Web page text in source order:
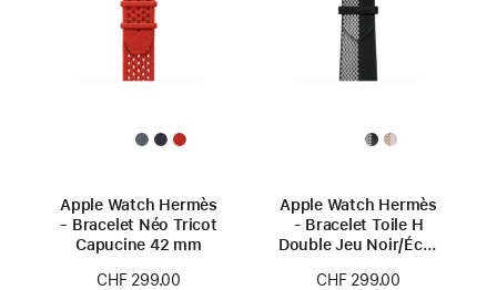
Apple Watch Hermès
- Bracelet Néo Tricot
Capucine 42 mm
CHF 299.00
Apple Watch Hermès
- Bracelet Toile H
Double Jeu Noir/Écru
CHF 299.00